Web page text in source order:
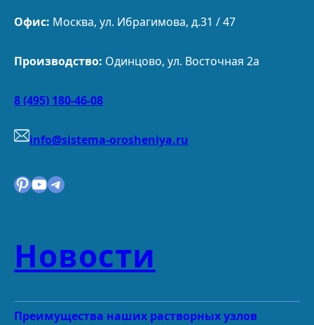
Офис: Москва, ул. Ибрагимова, д.31 / 47
Производство: Одинцово, ул. Восточная 2а
8 (495) 180-46-08
info@sistema-orosheniya.ru
Pinterest YouTube Telegram
Новости
Преимущества наших растворных узлов